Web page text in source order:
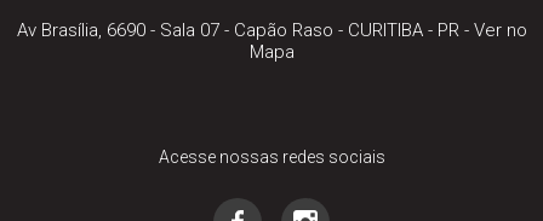
Av Brasília, 6690 - Sala 07- Capão Raso - CURITIBA- PR- Ver no
Mapa
Acesse nossas redes sociais